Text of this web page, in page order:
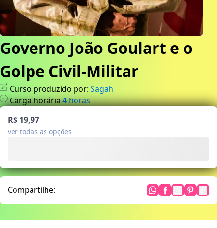
Governo João Goulart e o
Golpe Civil-Militar
Curso produzido por: Sagah
Carga horária4horas
R$ 19,97
ver todas as opções
Compartilhe: